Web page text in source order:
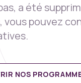
a été
vous pouvez
NOS